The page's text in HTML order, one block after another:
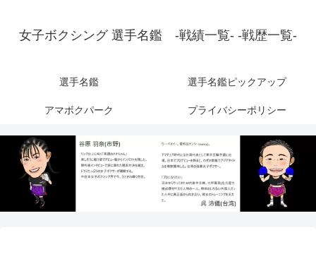
女子ボクシング 選手名鑑 -戦績一覧- -戦歴一覧-
選手名鑑 選手名鑑ピックアップ
アマボクパーク プライバシーポリシー